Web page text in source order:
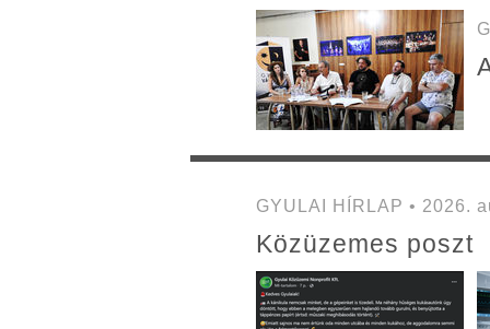
GYULAI HÍRLAP • 2026.
Közüzemes poszt